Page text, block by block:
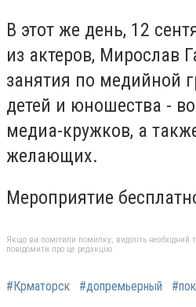
В этот же день, 12
из актеров, Мирослав
занятия по медийной
детей и юношества -
медиа-кружков, а
желающих.
Мероприятие
Якщо ви помітили помилку, виділіть необхідний
повідомити про це редакцію
#Крматорск #допремьерный